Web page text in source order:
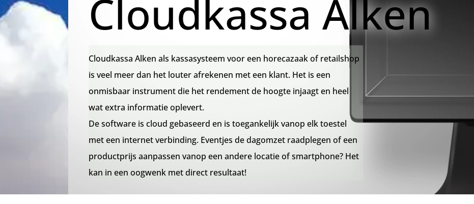
Cloudkassa Alken
Cloudkassa Alken als kassasysteem voor een horecazaak of retailshop
is veel meer dan het louter afrekenen met een klant. Het is een
onmisbaar instrument die het rendement de hoogte injaagt en heel
wat extra informatie oplevert.
De software is cloud gebaseerd en is toegankelijk vanop elk toestel
met een internet verbinding. Eventjes de dagomzet raadplegen of een
productprijs aanpassen vanop een andere locatie of smartphone? Het
kan in een oogwenk met direct resultaat!